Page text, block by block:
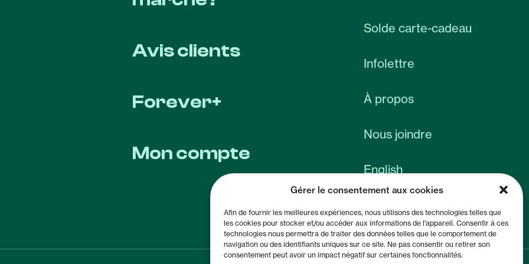
Gérer le consentement aux cookies
Afin de fournir les meilleures expériences, nous utilisons des technologies telles que
les cookies pour stocker et/ou accéder aux informations de l'appareil. Consentir à ces
technologies nous permettra de traiter des données telles que le comportement de
navigation ou des identifiants uniques sur ce site. Ne pas consentir ou retirer son
consentement peut avoir un impact négatif sur certaines fonctionnalités.
Avis clients
Forever+
Mon compte
Solde carte-cadeau
Infolettre
À propos
Nous joindre
English